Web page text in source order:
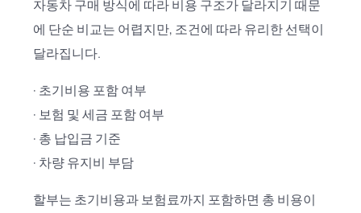
자동차 구매 방식에 따라 비용 구조가 달라지기 때문
에 단순 비교는 어렵지만, 조건에 따라 유리한 선택이
달라집니다.
· 초기비용 포함 여부
· 보험 및 세금 포함 여부
· 총 납입금 기준
· 차량 유지비 부담
할부는 초기비용과 보험료까지 포함하면 총 비용이